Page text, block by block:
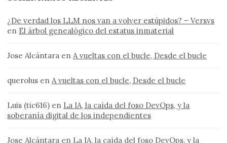
¿De verdad los LLM nos van a volver estúpidos? – Versvs
en El árbol genealógico del estatus inmaterial
Jose Alcántara enA vueltas con el bucle, Desde el bucle
querolus enA vueltas con el bucle, Desde el bucle
Luis (tic616) en La IA, la caída del foso DevOps, y la
soberanía digital de los independientes
Jose Alcántara en La IA, la caída del foso DevOps, y la